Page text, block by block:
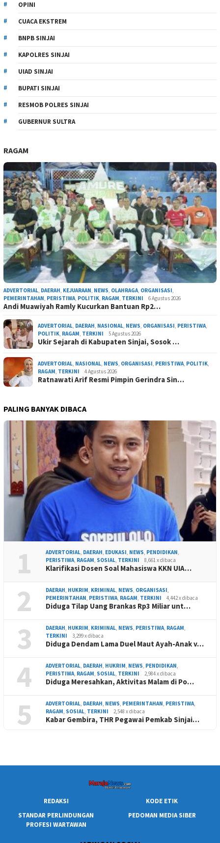
OPINI
CUACA EKSTREM
BNPB SINJAI
KAPOLRES SINJAI
UIAD SINJAI
BUPATI SINJAI
RESMOB POLRES SINJAI
GUBERNUR SULTRA
RAGAM
ADVERTORIAL, DAERAH, KEJUARAAN, NEWS, OLAHRAGA, ORGANISASI,
PEMERINTAHAN, PERISTIWA, POLITIK, RAGAM, TERKINI 6 Agustus 2026
Andi Muawiyah Ramly Kucurkan Bantuan Rp2…
ADVERTORIAL, DAERAH, NASIONAL, NEWS, ORGANISASI, PERISTIWA,
POLITIK, RAGAM, TERKINI 5 Agustus 2026
Ukir Sejarah di Kabupaten Sinjai, Sosok …
ADVERTORIAL, NASIONAL, NEWS, ORGANISASI, PERISTIWA, POLITIK,
RAGAM, TERKINI 4 Agustus 2026
Ratnawati Arif Resmi Pimpin Gerindra Sin…
PALING BANYAK DIBACA
1 ADVERTORIAL, DAERAH, EDUKASI, NEWS, PENDIDIKAN,
PERISTIWA, RAGAM, SOSIAL, TERKINI 8,661 x dibaca
Klarifikasi Dosen Soal Mahasiswa KKN UIA…
2 DAERAH, HUKRIM, KRIMINAL, NEWS, ORGANISASI,
PEMERINTAHAN, PERISTIWA, RAGAM, TERKINI 4,442 x dibaca
Diduga Tilap Uang Brankas Rp3 Miliar unt…
3 DAERAH, HUKRIM, KRIMINAL, NEWS, PERISTIWA, RAGAM,
TERKINI
3,299 x dibaca
Diduga Dendam Lama Duel Maut Ayah-Anak v…
4 ADVERTORIAL, DAERAH, HUKRIM, NEWS, PENDIDIKAN,
PERISTIWA, RAGAM, SOSIAL, TERKINI 2,984 x dibaca
Diduga Meresahkan, Aktivitas Malam di Po…
5 ADVERTORIAL, DAERAH, NEWS, PEMERINTAHAN, PERISTIWA,
RAGAM, SOSIAL, TERKINI 2,548 x dibaca
Kabar Gembira, THR Pegawai Pemkab Sinjai…
REDAKSI
KODE ETIK
STANDAR PERLINDUNGAN
PROFESI WARTAWAN
PEDOMAN MEDIA SIBER